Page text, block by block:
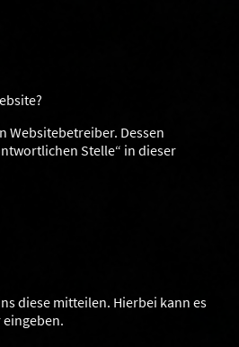
Websitebetreiber. Dessen
Stelle“ in dieser
diese mitteilen. Hierbei kann es